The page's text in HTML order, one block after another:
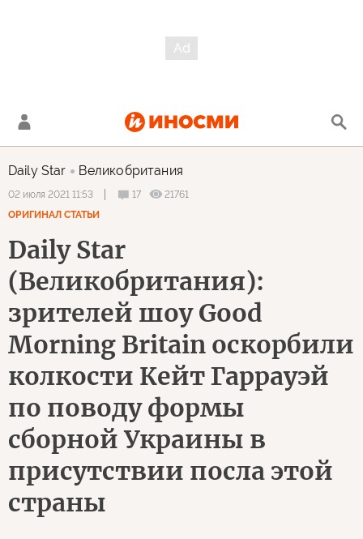
Daily Star Великобритания
02 июля 2021 11:53 17
21761
ОРИГИНАЛ СТАТЬИ
Daily Star
(Великобритания):
зрителей шоу Good
Morning Britain оскорбили
колкости Кейт Гаррауэй
по поводу формы
сборной Украины в
присутствии посла этой
страны